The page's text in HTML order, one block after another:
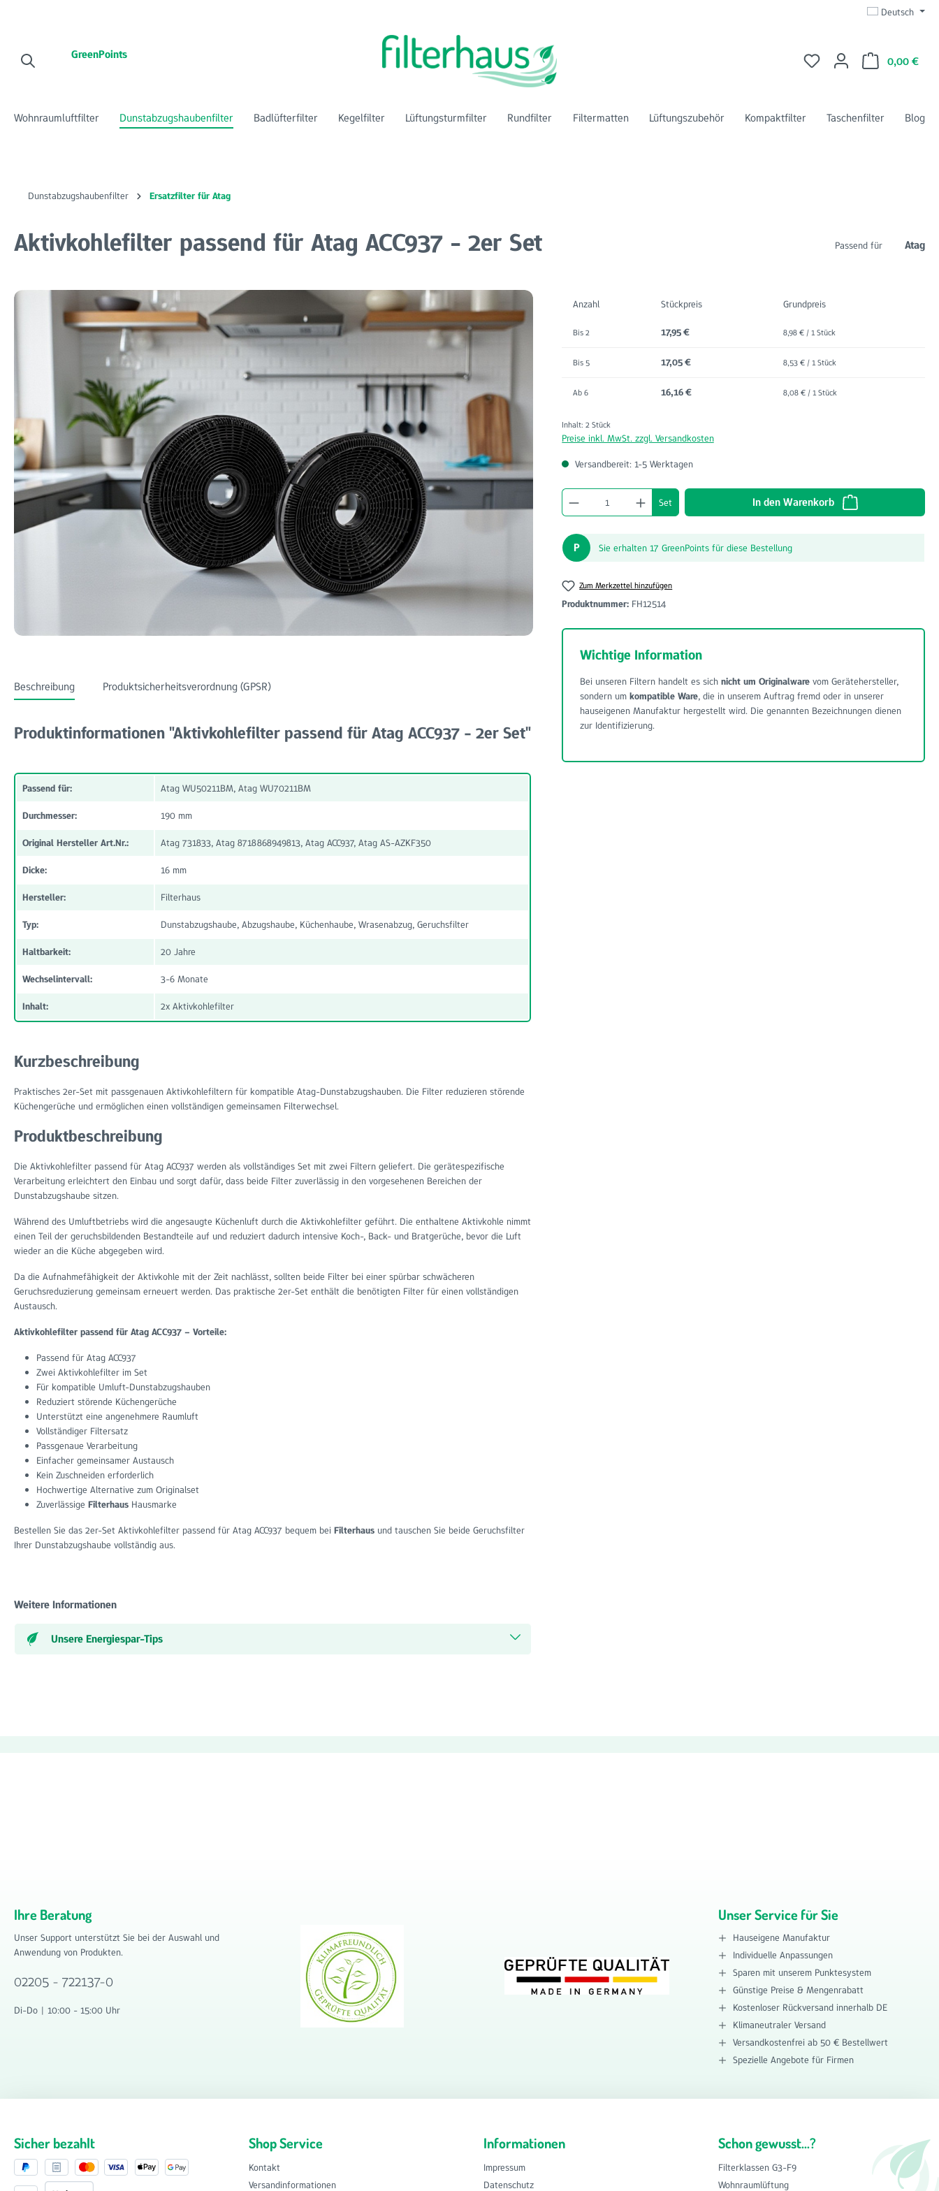
Deutsch
GreenPoints Du hast 0 Produkte auf dem
0,00 €
Wohnraumluftfilter Dunstabzugshaubenfilter Badlüfterfilter Kegelfilter Lüftungsturmfilter Rundfilter Filtermatten Lüftungszubehör Kompaktfilter Taschenfilter Blog
Dunstabzugshaubenfilter Ersatzfilter für Atag
Aktivkohlefilter passend für Atag ACC937 - 2er Set Passend für Atag
Bildergalerie überspringen
Anzahl Stückpreis Grundpreis
Bis2 17,95 € 8,98 € / 1 Stück
Bis 5 17,05 € 8,53 € / 1 Stück
Ab6 16,16 € 8,08 € / 1 Stück
Inhalt: 2 Stück
Preise inkl. MwSt. zzgl. Versandkosten
Versandbereit: 1-5 Werktagen
Produkt Anzahl: Gib den gewünschten Wert ein oder
Set In den Warenkorb
P Sie erhalten 17 GreenPoints für diese Bestellung
Zum Merkzettel hinzufügen
Produktnummer: FH12514
Wichtige Information
Bei unseren Filtern handelt es sich nicht um Originalware vom Gerätehersteller,
sondern um kompatible Ware, die in unserem Auftrag fremd oder in unserer
hauseigenen Manufaktur hergestellt wird. Die genannten Bezeichnungen dienen
zur Identifizierung.
Beschreibung Produktsicherheitsverordnung (GPSR)
Produktinformationen "Aktivkohlefilter passend für Atag ACC937 - 2er Set"
Passend für: Atag WU50211BM, Atag WU70211BM
Durchmesser: 190 mm
Original Hersteller Art.Nr.: Atag 731833, Atag 8718868949813, Atag ACC937, Atag AS-AZKF350
Dicke: 16 mm
Hersteller: Filterhaus
Typ: Dunstabzugshaube, Abzugshaube, Küchenhaube, Wrasenabzug, Geruchsfilter
Haltbarkeit: 20 Jahre
Wechselintervall: 3-6 Monate
Inhalt: 2x Aktivkohlefilter
Kurzbeschreibung
Praktisches 2er-Set mit passgenauen Aktivkohlefiltern für kompatible Atag-Dunstabzugshauben. Die Filter reduzieren störende
Küchengerüche und ermöglichen einen vollständigen gemeinsamen Filterwechsel.
Produktbeschreibung
Die Aktivkohlefilter passend für Atag ACC937 werden als vollständiges Set mit zwei Filtern geliefert. Die gerätespezifische
Verarbeitung erleichtert den Einbau und sorgt dafür, dass beide Filter zuverlässig in den vorgesehenen Bereichen der
Dunstabzugshaube sitzen.
Während des Umluftbetriebs wird die angesaugte Küchenluft durch die Aktivkohlefilter geführt. Die enthaltene Aktivkohle nimmt
einen Teil der geruchsbildenden Bestandteile auf und reduziert dadurch intensive Koch-, Back- und Bratgerüche, bevor die Luft
wieder an die Küche abgegeben wird.
Da die Aufnahmefähigkeit der Aktivkohle mit der Zeit nachlässt, sollten beide Filter bei einer spürbar schwächeren
Geruchsreduzierung gemeinsam erneuert werden. Das praktische 2er-Set enthält die benötigten Filter für einen vollständigen
Austausch.
Aktivkohlefilter passend für Atag ACC937 – Vorteile:
Passend für Atag ACC937
Zwei Aktivkohlefilter im Set
Für kompatible Umluft-Dunstabzugshauben
Reduziert störende Küchengerüche
Unterstützt eine angenehmere Raumluft
Vollständiger Filtersatz
Passgenaue Verarbeitung
Einfacher gemeinsamer Austausch
Kein Zuschneiden erforderlich
Hochwertige Alternative zum Originalset
Zuverlässige Filterhaus Hausmarke
Bestellen Sie das 2er-Set Aktivkohlefilter passend für Atag ACC937 bequem bei Filterhaus und tauschen Sie beide Geruchsfilter
Ihrer Dunstabzugshaube vollständig aus.
Weitere Informationen
Unsere Energiespar-Tips
Ihre Beratung
Unser Support unterstützt Sie bei der Auswahl und
Anwendung von Produkten.
02205 - 722137-0
Di-Do | 10:00 - 15:00 Uhr
Unser Service für Sie
Hauseigene Manufaktur
Individuelle Anpassungen
Sparen mit unserem Punktesystem
Günstige Preise & Mengenrabatt
Kostenloser Rückversand innerhalb DE
Klimaneutraler Versand
Versandkostenfrei ab 50 € Bestellwert
Spezielle Angebote für Firmen
Sicher bezahlt Shop Service
Kontakt
Versandinformationen
Informationen
Impressum
Datenschutz
Schon gewusst...?
Filterklassen G3-F9
Wohnraumlüftung